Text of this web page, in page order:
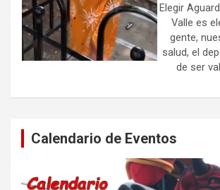
Elegir
Valle es
gente,
salud, el
de ser
Calendario de Eventos